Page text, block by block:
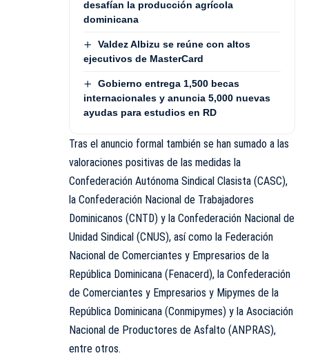
desafían la producción agrícola
dominicana
Valdez Albizu se reúne con altos
ejecutivos de MasterCard
Gobierno entrega 1,500 becas
internacionales y anuncia 5,000 nuevas
ayudas para estudios en RD
Tras el anuncio formal también se han sumado a las
valoraciones positivas de las medidas la
Confederación Autónoma Sindical Clasista (CASC),
la Confederación Nacional de Trabajadores
Dominicanos (CNTD) y la Confederación Nacional de
Unidad Sindical (CNUS), así como la Federación
Nacional de Comerciantes y Empresarios de la
República Dominicana (Fenacerd), la Confederación
de Comerciantes y Empresarios y Mipymes de la
República Dominicana (Conmipymes) y la Asociación
Nacional de Productores de Asfalto (ANPRAS),
entre otros.